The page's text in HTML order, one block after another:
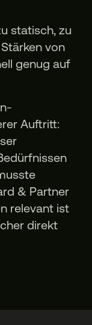
statisch, zu
von
genug auf
Auftritt:
& Partner
relevant ist
direkt